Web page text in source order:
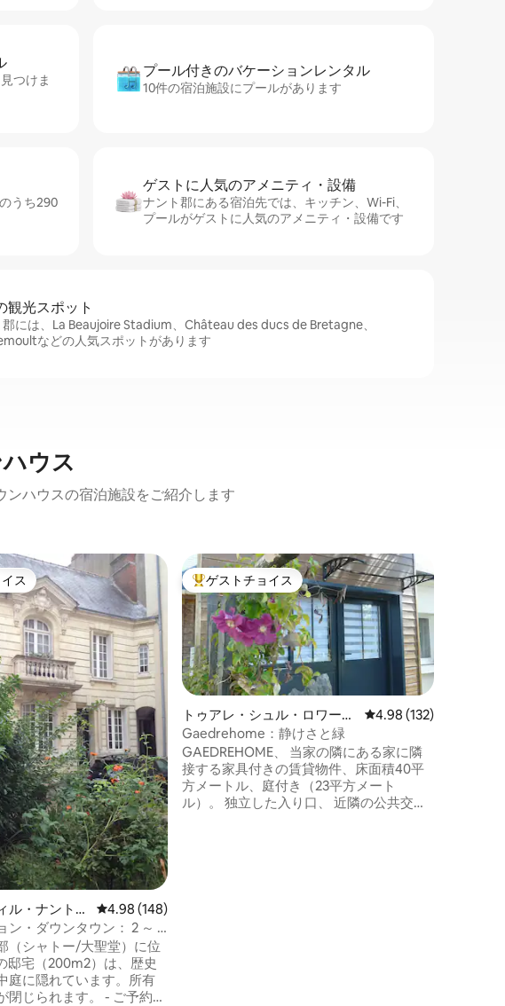
つけま
プール付きのバ⁠ケ⁠ー⁠シ⁠ョ⁠ンレ⁠ン⁠タ⁠ル
10件の宿泊施設にプールがあります
うち290
ゲストに人⁠気⁠のア⁠メ⁠ニ⁠テ⁠ィ・設⁠備
ナント郡にある宿泊先では、キッチン、Wi-Fi、
プールがゲストに人気のアメニティ・設備です
観光ス⁠ポ⁠ッ⁠ト
には、La Beaujoire Stadium、Château des ducs de Bretagne、
などの人気スポットがあります
ウス
ハウスの宿泊施設をご紹介します
つ星の平均評価
チョイスです。
ス
ル・ナントの
レビュー148件、5つ星中4.98つ星の平均評価
4.98 (148)
ン・ダウンタウン： 2 ～ 6
（シャトー/大聖堂）に位
邸宅（200m2）は、歴史
庭に隠れています。所有
閉じられます。 - ご予約の
大好評のゲストチョイスです。
ゲストチョイス
トゥアレ・シュル・ロワール
の町家・長屋
レビュー132件、5つ
4.98 (132)
Gaedrehome：静けさと緑
GAEDREHOME、 当家の隣にある家に隣
接する家具付きの賃貸物件、床面積40平
方メートル、庭付き（23平方メート
ル）。 独立した入り口、 近隣の公共交通